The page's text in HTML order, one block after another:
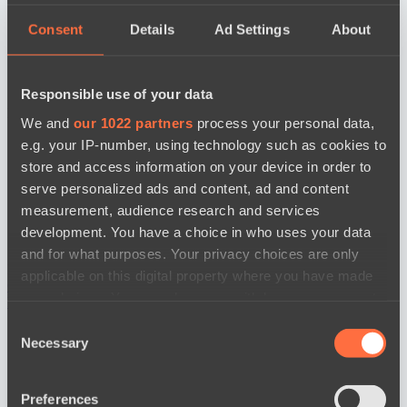
Consent Details Ad Settings About
Responsible use of your data
We and our 1022 partners process your personal data,
e.g. your IP-number, using technology such as cookies to
store and access information on your device in order to
serve personalized ads and content, ad and content
measurement, audience research and services
development. You have a choice in who uses your data
and for what purposes. Your privacy choices are only
applicable on this digital property where you have made
the Privacy trigger icon.
Selection
Necessary
Preferences
Level UpRE Arise